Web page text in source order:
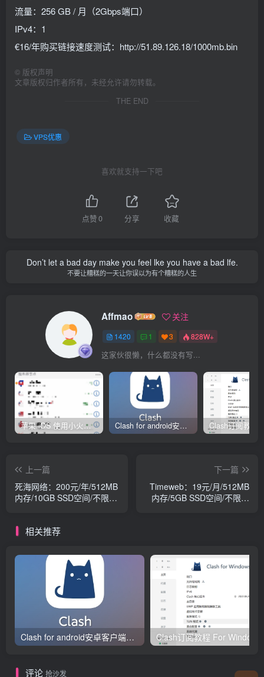
流量：256 GB / 月（2Gbps端口）
IPv4：1
€16/年购买链接速度测试：http://51.89.126.18/1000mb.bin
© 版权声明
文章版权归作者所有，未经允许请勿转载。
THE END
VPS优惠
喜欢就支持一下吧
点赞0 分享 收藏
Don’t let a bad day make you feel lke you have a bad lfe.
不要让糟糕的一天让你误以为有个糟糕的人生
Affmao 关注
1420 1 3 828W+
这家伙很懒，什么都没有写...
苹果 iOS 使用小火箭(shadowrocket)新手教程 Clash for android安卓客户端保姆级新手使用教程
上一篇
死海网络：200元/年/512MB
内存/10GB SSD空间/不限流
下一篇
Timeweb：19元/月/512MB
内存/5GB SSD空间/不限流
相关推荐
Clash for android安卓客户端保姆级新手使用教程
评论 抢沙发